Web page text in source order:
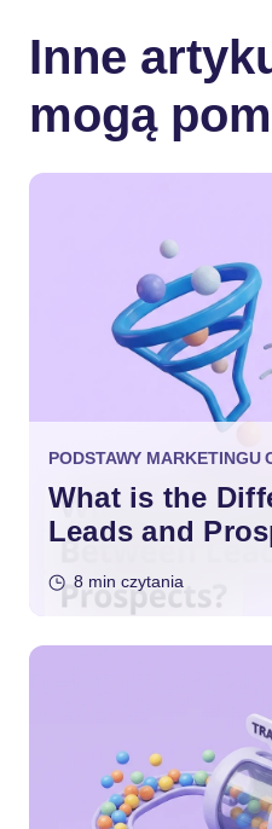
Inne
mogą
PODSTAWY MARKETINGU
What is the
Leads and
8 min czytania